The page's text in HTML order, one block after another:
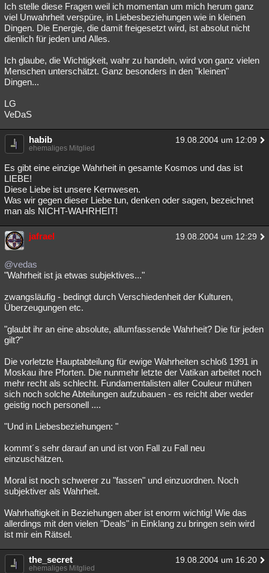
Ich stelle diese Fragen weil ich momentan um mich herum ganz
viel Unwahrheit verspüre, in Liebesbeziehungen wie in kleinen
Dingen. Die Energie, die damit freigesetzt wird, ist absolut nicht
dienlich für jeden und Alles.
Ich glaube, die Wichtigkeit, wahr zu handeln, wird von ganz vielen
Menschen unterschätzt. Ganz besonders in den "kleinen"
Dingen...
LG
VeDaS
habib 19.08.2004 um 12:09
ehemaliges Mitglied
Es gibt eine einzige Wahrheit in gesamte Kosmos und das ist
LIEBE!
Diese Liebe ist unsere Kernwesen.
Was wir gegen dieser Liebe tun, denken oder sagen, bezeichnet
man als NICHT-WAHRHEIT!
jafrael 19.08.2004 um 12:29
@vedas
"Wahrheit ist ja etwas subjektives..."
zwangsläufig - bedingt durch Verschiedenheit der Kulturen,
Überzeugungen etc.
"glaubt ihr an eine absolute, allumfassende Wahrheit? Die für jeden
gilt?"
Die vorletzte Hauptabteilung für ewige Wahrheiten schloß 1991 in
Moskau ihre Pforten. Die nunmehr letzte der Vatikan arbeitet noch
mehr recht als schlecht. Fundamentalisten aller Couleur mühen
sich noch solche Abteilungen aufzubauen - es reicht aber weder
geistig noch personell ....
"Und in Liebesbeziehungen: "
kommt´s sehr darauf an und ist von Fall zu Fall neu
einzuschätzen.
Moral ist noch schwerer zu "fassen" und einzuordnen. Noch
subjektiver als Wahrheit.
Wahrhaftigkeit in Beziehungen aber ist enorm wichtig! Wie das
allerdings mit den vielen "Deals" in Einklang zu bringen sein wird
ist mir ein Rätsel.
the_secret 19.08.2004 um 16:20
ehemaliges Mitglied